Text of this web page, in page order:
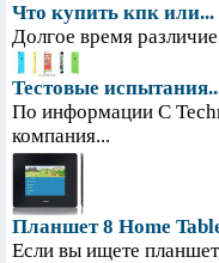
Что купить кпк или...
Долгое время
Тестовые
По информации С
компания...
Планшет 8 Home
Если вы ищете